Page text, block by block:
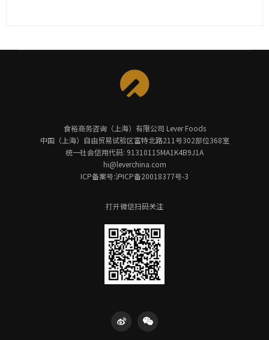
食裕商务咨询（上海）有限公司 Lever Foods
中国（上海）自由贸易试验区富特北路211号302部位368室
统一社会信用代码: 91310115MA1K4B9J1A
hi@leverchina.com
ICP备案号:沪ICP备20018377号-3
打开微信扫码关注